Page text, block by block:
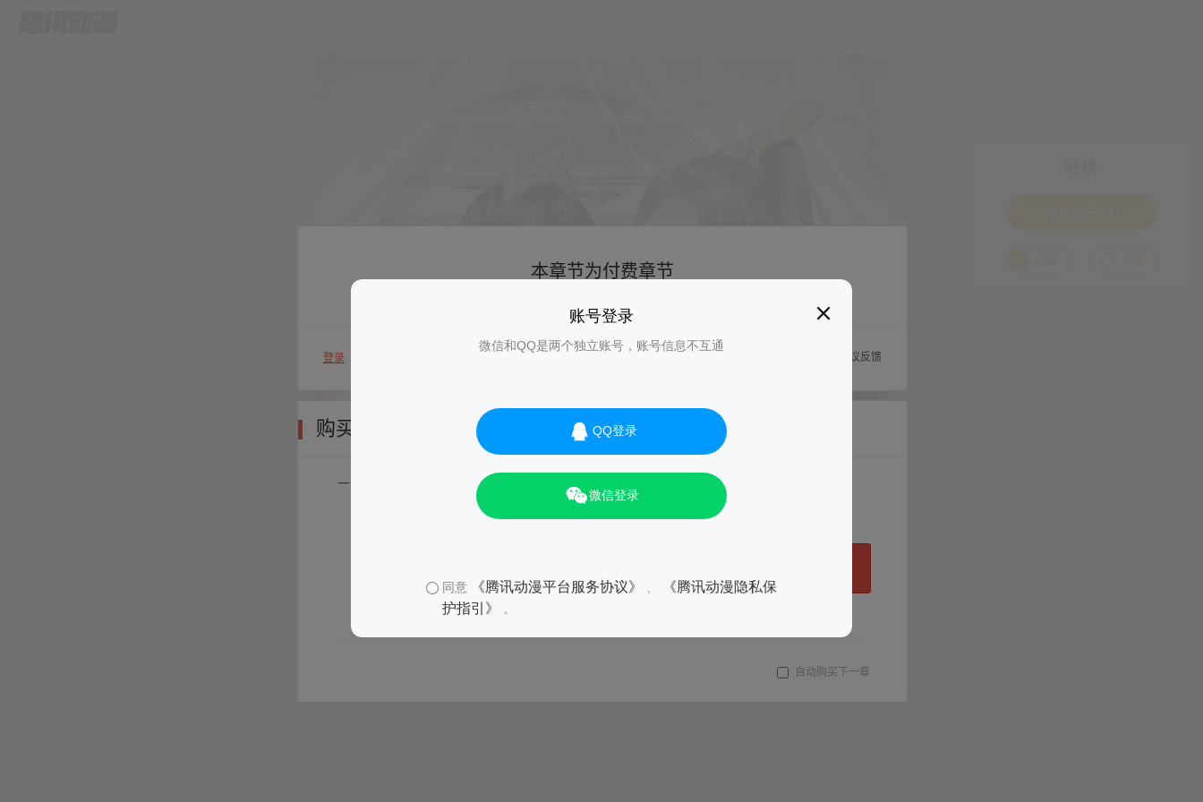
账号登录
微信和QQ是两个独立账号，账号信息不互通
QQ登录
微信登录
同意 《腾讯动漫平台服务协议》
《腾讯动漫隐私保
护指引》
。